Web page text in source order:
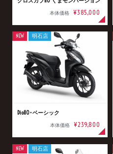
本体価格 ¥385,000
Dio110･ベーシック
本体価格 ¥239,800
NEW 明石店
NEW 明石店